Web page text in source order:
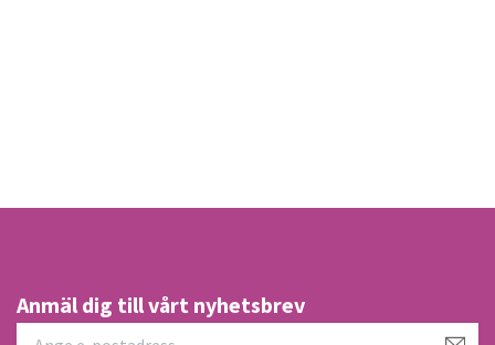
Anmäl dig till vårt nyhetsbrev